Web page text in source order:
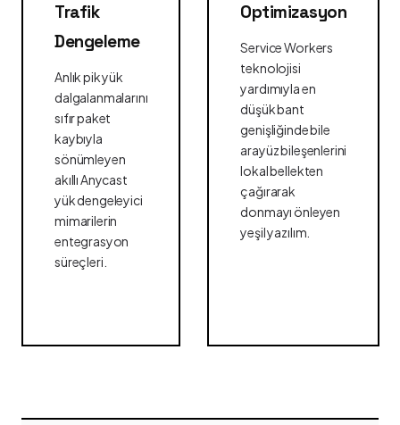
Trafik
Dengeleme
Anlık pik yük
dalgalanmalarını
sıfır paket
kaybıyla
sönümleyen
akıllı Anycast
yük dengeleyici
mimarilerin
entegrasyon
süreçleri.
Optimizasyon
Service Workers
teknolojisi
yardımıyla en
düşük bant
genişliğinde bile
arayüz bileşenlerini
lokal bellekten
çağırarak
donmayı önleyen
yeşil yazılım.